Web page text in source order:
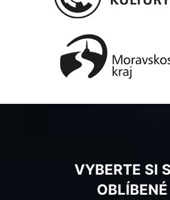
VYBERTE SI
OBLÍBENÉ